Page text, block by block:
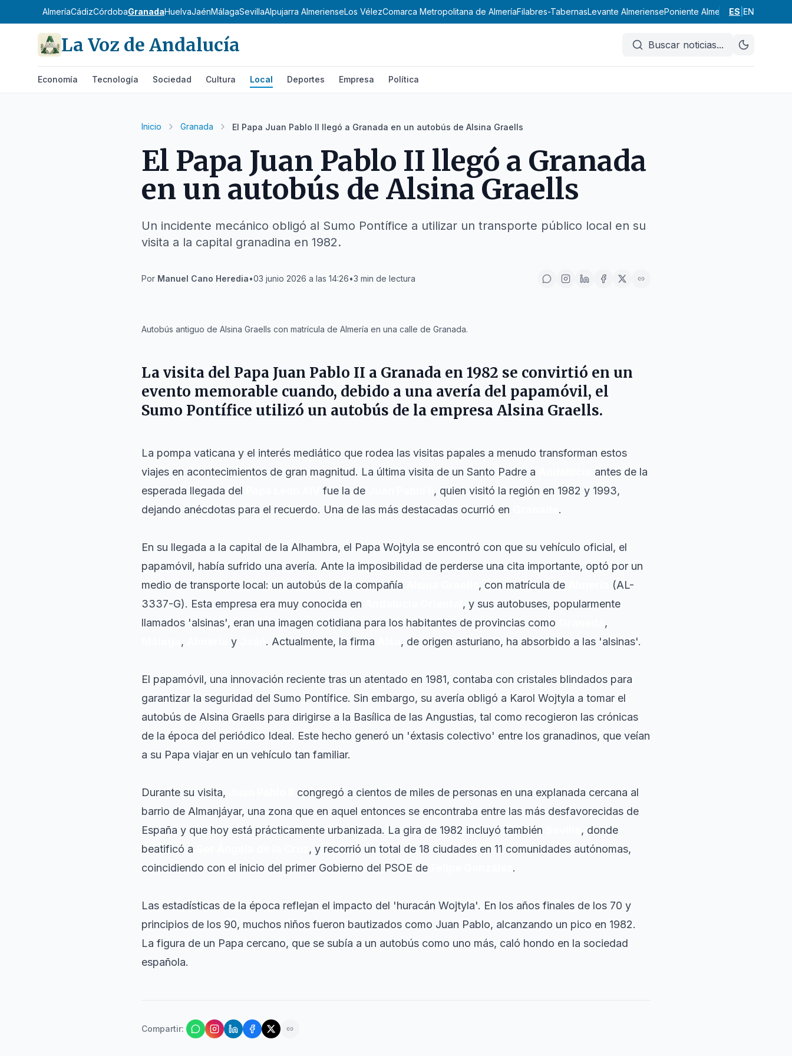
AlmeríaCádizCórdobaGranadaHuelvaJaénMálagaSevillaAlpujarra AlmerienseLos VélezComarca Metropolitana de AlmeríaFilabres-TabernasLevante AlmeriensePoniente AlmerienseValle del
ES EN
La Voz de Andalucía Buscar noticias...
Economía Tecnología Sociedad Cultura Local Deportes Empresa Política
Inicio Granada El Papa Juan Pablo II llegó a Granada en un autobús de Alsina Graells
El Papa Juan Pablo II llegó a Granada
en un autobús de Alsina Graells
Un incidente mecánico obligó al Sumo Pontífice a utilizar un transporte público local en su
visita a la capital granadina en 1982.
Por Manuel Cano Heredia•03 junio 2026 a las 14:26•3 min de lectura
Autobús antiguo de Alsina Graells con matrícula de Almería en una calle de Granada.
La visita del Papa Juan Pablo II a Granada en 1982 se convirtió en un
evento memorable cuando, debido a una avería del papamóvil, el
Sumo Pontífice utilizó un autobús de la empresaAlsina Graells.
La pompa vaticana y el interés mediático que rodea las visitas papales a menudo transforman estos
viajes en acontecimientos de gran magnitud. La última visita de un Santo Padre a
antes de la
esperada llegada del
fue la de
, quien visitó la región en 1982 y 1993,
dejando anécdotas para el recuerdo. Una de las más destacadas ocurrió en
.
En su llegada a la capital de la Alhambra, el Papa Wojtyla se encontró con que su vehículo oficial, el
papamóvil, había sufrido una avería. Ante la imposibilidad de perderse una cita importante, optó por un
medio de transporte local: un autobús de la compañía
, con matrícula de
(AL-
3337-G). Esta empresa era muy conocida en
, y sus autobuses, popularmente
llamados 'alsinas', eran una imagen cotidiana para los habitantes de provincias como
,
, y . Actualmente, la firma , de origen asturiano, ha absorbido a las 'alsinas'.
El papamóvil, una innovación reciente tras un atentado en 1981, contaba con cristales blindados para
garantizar la seguridad del Sumo Pontífice. Sin embargo, su avería obligó a Karol Wojtyla a tomar el
autobús de Alsina Graells para dirigirse a la Basílica de las Angustias, tal como recogieron las crónicas
de la época del periódico Ideal. Este hecho generó un 'éxtasis colectivo' entre los granadinos, que veían
a su Papa viajar en un vehículo tan familiar.
Durante su visita,
congregó a cientos de miles de personas en una explanada cercana al
barrio de Almanjáyar, una zona que en aquel entonces se encontraba entre las más desfavorecidas de
España y que hoy está prácticamente urbanizada. La gira de 1982 incluyó también
, donde
beatificó a
, y recorrió un total de 18 ciudades en 11 comunidades autónomas,
coincidiendo con el inicio del primer Gobierno del PSOE de
.
Las estadísticas de la época reflejan el impacto del 'huracán Wojtyla'. En los años finales de los 70 y
principios de los 90, muchos niños fueron bautizados como Juan Pablo, alcanzando un pico en 1982.
La figura de un Papa cercano, que se subía a un autobús como uno más, caló hondo en la sociedad
española.
Compartir: